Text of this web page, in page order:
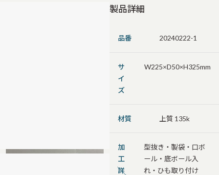
製品詳細
品番 20240222-1
サ
イ
ズ
W225×D50×H325mm
材質 上質 135k
加
工
詳
型抜き・製袋・口ボ
ール・底ボール入
れ・ひも取り付け